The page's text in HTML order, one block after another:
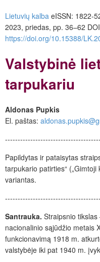
Lietuvių kalba eISSN: 1822-
2023, priedas, pp. 36–62
https://doi.org/10.15388/
Valstybinė
tarpukariu
Aldonas Pupkis
El. paštas:
Papildytas ir pataisytas
tarpukario patirties“
variantas.
Santrauka. Straipsnio
nacionalinio sąjūdžio metais
funkcionavimą 1918 m.
valstybėje iki pat 1940 m.